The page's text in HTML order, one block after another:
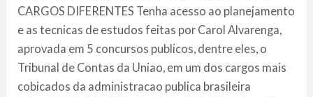
CARGOS DIFERENTES Tenha acesso ao planejamento
e as tecnicas de estudos feitas por Carol Alvarenga,
aprovada em 5 concursos publicos, dentre eles, o
Tribunal de Contas da Uniao, em um dos cargos mais
cobicados da administracao publica brasileira